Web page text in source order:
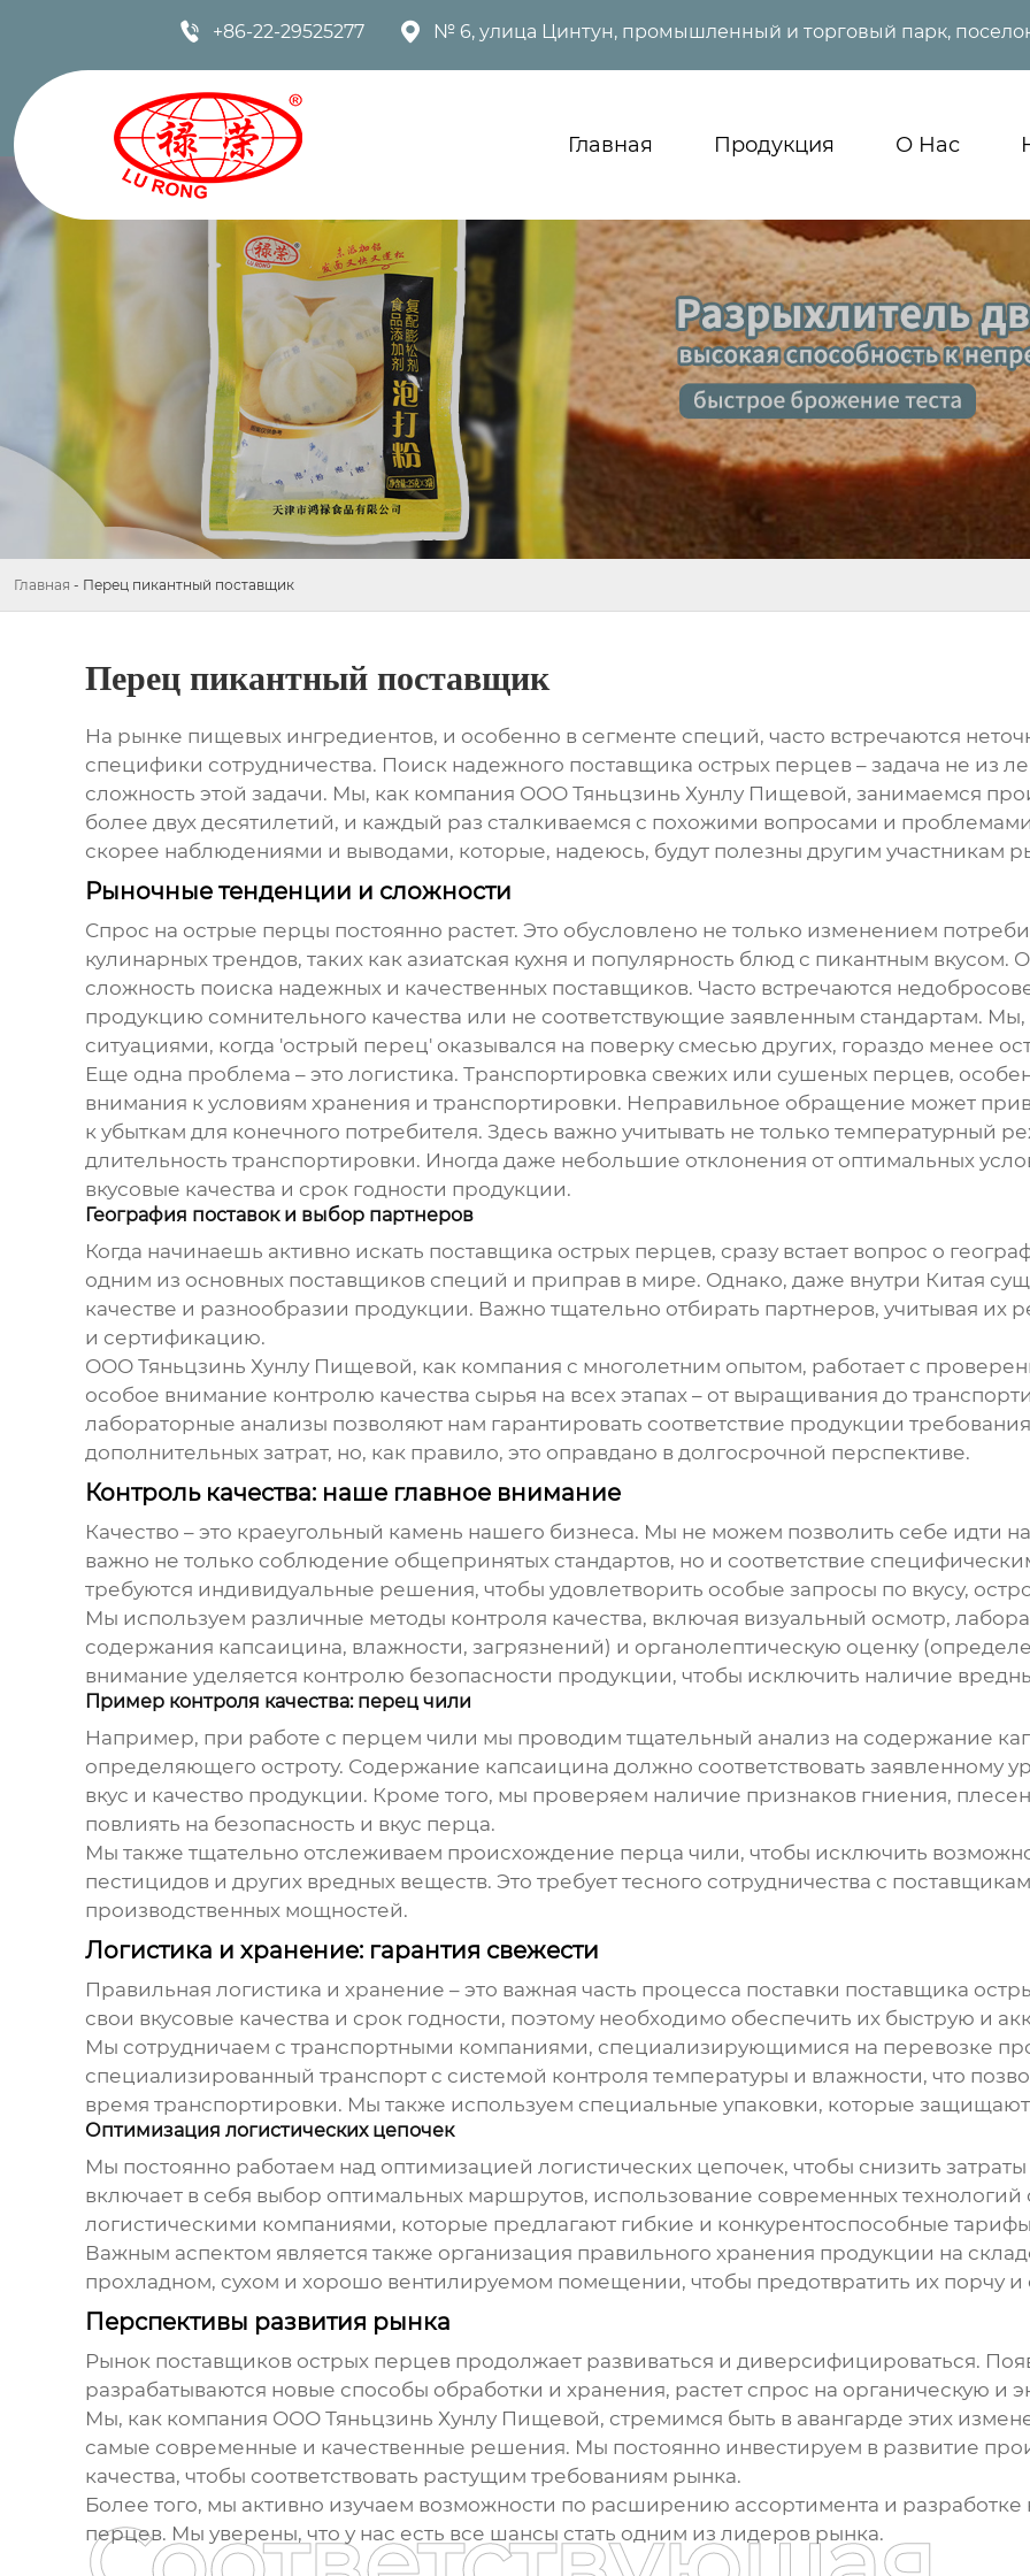
 +86-22-29525277  № 6, улица Цинтун, промышленный и торговый парк,
Главная Продукция О Нас
Главная - Перец пикантный поставщик
Перец пикантный поставщик
На рынке пищевых ингредиентов, и особенно в сегменте специй, часто встречаются
специфики сотрудничества. Поиск надежного поставщика острых перцев– задача не из
сложность этой задачи. Мы, как компания ООО Тяньцзинь Хунлу Пищевой, занимаемся
более двух десятилетий, и каждый раз сталкиваемся с похожими вопросами и
скорее наблюдениями и выводами, которые, надеюсь, будут полезны другим участникам
Рыночные тенденции и сложности
Спрос на острые перцы постоянно растет. Это обусловлено не только изменением
кулинарных трендов, таких как азиатская кухня и популярность блюд с пикантным вкусом.
сложность поиска надежных и качественных поставщиков. Часто встречаются
продукцию сомнительного качества или не соответствующие заявленным стандартам.
ситуациями, когда 'острый перец' оказывался на поверку смесью других, гораздо менее
Еще одна проблема – это логистика. Транспортировка свежих или сушеных перцев,
внимания к условиям хранения и транспортировки. Неправильное обращение может
к убыткам для конечного потребителя. Здесь важно учитывать не только температурный
длительность транспортировки. Иногда даже небольшие отклонения от оптимальных
вкусовые качества и срок годности продукции.
География поставок и выбор партнеров
Когда начинаешь активно искать поставщика острых перцев, сразу встает вопрос о
одним из основных поставщиков специй и приправ в мире. Однако, даже внутри Китая
качестве и разнообразии продукции. Важно тщательно отбирать партнеров, учитывая
и сертификацию.
ООО Тяньцзинь Хунлу Пищевой, как компания с многолетним опытом, работает с
особое внимание контролю качества сырья на всех этапах – от выращивания до
лабораторные анализы позволяют нам гарантировать соответствие продукции
дополнительных затрат, но, как правило, это оправдано в долгосрочной перспективе.
Контроль качества: наше главное внимание
Качество – это краеугольный камень нашего бизнеса. Мы не можем позволить себе идти
важно не только соблюдение общепринятых стандартов, но и соответствие
требуются индивидуальные решения, чтобы удовлетворить особые запросы по вкусу,
Мы используем различные методы контроля качества, включая визуальный осмотр,
содержания капсаицина, влажности, загрязнений) и органолептическую оценку
внимание уделяется контролю безопасности продукции, чтобы исключить наличие
Пример контроля качества: перец чили
Например, при работе с перцем чили мы проводим тщательный анализ на содержание
определяющего остроту. Содержание капсаицина должно соответствовать заявленному
вкус и качество продукции. Кроме того, мы проверяем наличие признаков гниения,
повлиять на безопасность и вкус перца.
Мы также тщательно отслеживаем происхождение перца чили, чтобы исключить
пестицидов и других вредных веществ. Это требует тесного сотрудничества с
производственных мощностей.
Логистика и хранение: гарантия свежести
Правильная логистика и хранение – это важная часть процесса поставки поставщика
свои вкусовые качества и срок годности, поэтому необходимо обеспечить их быструю и
Мы сотрудничаем с транспортными компаниями, специализирующимися на перевозке
специализированный транспорт с системой контроля температуры и влажности, что
время транспортировки. Мы также используем специальные упаковки, которые
Оптимизация логистических цепочек
Мы постоянно работаем над оптимизацией логистических цепочек, чтобы снизить
включает в себя выбор оптимальных маршрутов, использование современных технологий
логистическими компаниями, которые предлагают гибкие и конкурентоспособные
Важным аспектом является также организация правильного хранения продукции на
прохладном, сухом и хорошо вентилируемом помещении, чтобы предотвратить их порчу и
Перспективы развития рынка
Рынок поставщиков острых перцевпродолжает развиваться и диверсифицироваться.
разрабатываются новые способы обработки и хранения, растет спрос на органическую и
Мы, как компания ООО Тяньцзинь Хунлу Пищевой, стремимся быть в авангарде этих
самые современные и качественные решения. Мы постоянно инвестируем в развитие
качества, чтобы соответствовать растущим требованиям рынка.
Более того, мы активно изучаем возможности по расширению ассортимента и разработке
перцев. Мы уверены, что у нас есть все шансы стать одним из лидеров рынка.